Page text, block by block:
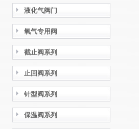
液化气阀门
氧气专用阀
截止阀系列
止回阀系列
针型阀系列
保温阀系列